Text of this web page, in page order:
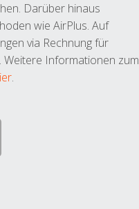
Darüber hinaus
wie AirPlus. Auf
via Rechnung für
Weitere Informationen zum
.